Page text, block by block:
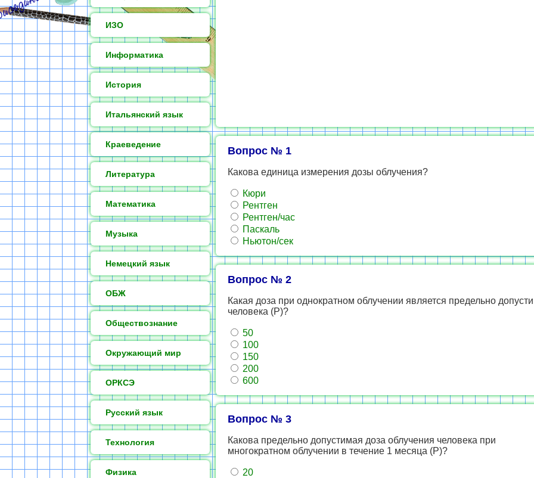
ИЗО
Информатика
История
Итальянский язык
Краеведение
Литература
Математика
Музыка
Немецкий язык
ОБЖ
Обществознание
Окружающий мир
ОРКСЭ
Русский язык
Технология
Физика
Вопрос № 1
Какова единица измерения дозы облучения?
Кюри
Рентген
Рентген/час
Паскаль
Ньютон/сек
Вопрос № 2
Какая доза при однократном облучении является предельно
человека (Р)?
50
100
150
200
600
Вопрос № 3
Какова предельно допустимая доза облучения человека при
многократном облучении в течение 1 месяца (Р)?
20